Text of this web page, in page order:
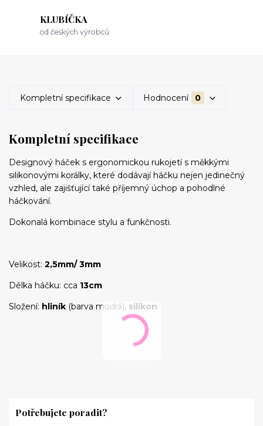
KLUBÍČKA
od českých výrobců
Kompletní specifikace Hodnocení 0
Kompletní specifikace
Designový háček s ergonomickou rukojetí s měkkými
silikonovými korálky, které dodávají háčku nejen jedinečný
vzhled, ale zajišťující také příjemný úchop a pohodlné
háčkování.
Dokonalá kombinace stylu a funkčnosti.
Velikost: 2,5mm/ 3mm
Délka háčku: cca 13cm
Složení: hliník (barva modrá), silikon
Potřebujete poradit?